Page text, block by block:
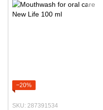
−20%
SKU: 287391534